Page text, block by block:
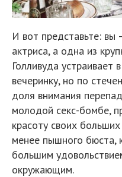
И вот представьте: вы
актриса, а одна из
Голливуда
вечеринку, но по
доля внимания
молодой секс-бомбе,
красоту своих
менее пышного бюста,
большим
окружающим.